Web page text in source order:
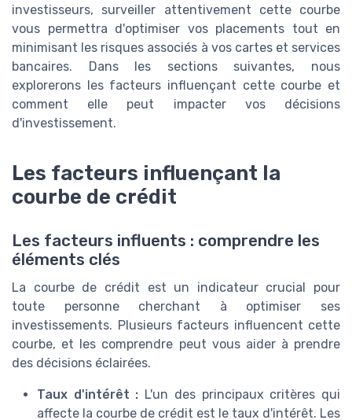
investisseurs, surveiller attentivement cette courbe
vous permettra d'optimiser vos placements tout en
minimisant les risques associés à vos cartes et services
bancaires. Dans les sections suivantes, nous
explorerons les facteurs influençant cette courbe et
comment elle peut impacter vos décisions
d'investissement.
Les facteurs influençant la
courbe de crédit
Les facteurs influents : comprendre les
éléments clés
La courbe de crédit est un indicateur crucial pour
toute personne cherchant à optimiser ses
investissements. Plusieurs facteurs influencent cette
courbe, et les comprendre peut vous aider à prendre
des décisions éclairées.
Taux d'intérêt : L'un des principaux critères qui
affecte la courbe de crédit est le taux d'intérêt. Les